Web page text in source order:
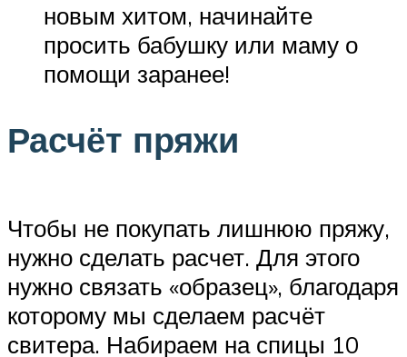
новым хитом, начинайте
просить бабушку или маму о
помощи заранее!
Расчёт пряжи
Чтобы не покупать лишнюю пряжу,
нужно сделать расчет. Для этого
нужно связать «образец», благодаря
которому мы сделаем расчёт
свитера. Набираем на спицы 10